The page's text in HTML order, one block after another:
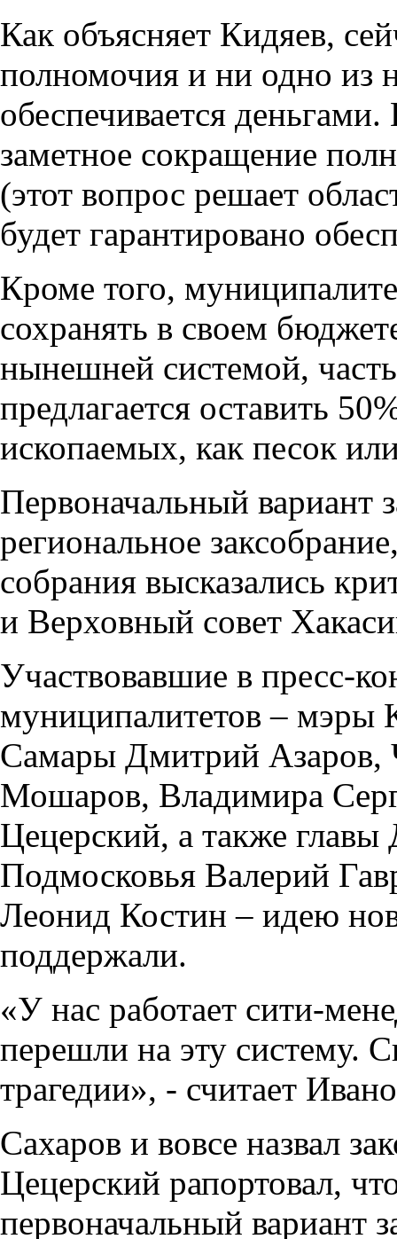
Как объясняет Кидяев,
полномочия и ни одно из
обеспечивается
заметное сокращение
(этот вопрос решает
будет гарантировано
Кроме того,
сохранять в своем
нынешней системой,
предлагается оставить
ископаемых, как песок
Первоначальный вариант
региональное
собрания высказались
и Верховный совет
Участвовавшие в пресс-
муниципалитетов – мэры
Самары Дмитрий Азаров,
Мошаров, Владимира
Цецерский, а также главы
Подмосковья Валерий
Леонид Костин – идею
поддержали.
«У нас работает сити-
перешли на эту систему.
трагедии», - считает
Сахаров и вовсе назвал
Цецерский рапортовал,
первоначальный вариант